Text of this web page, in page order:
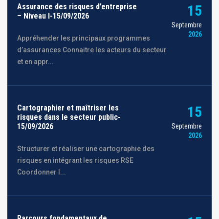
Assurance des risques d’entreprise
– Niveau I-15/09/2026
Appréhender les principaux programmes
d’assurances Connaitre les acteurs du secteur
et en appr...
15
Septembre
2026
Cartographier et maîtriser les
risques dans le secteur public-
15/09/2026
Structurer et réaliser une cartographie des
risques en intégrant les risques RSE
Coordonner l...
15
Septembre
2026